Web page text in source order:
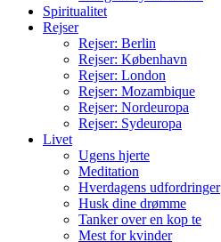
Spiritualitet
Rejser
Rejser: Berlin
Rejser: København
Rejser: London
Rejser: Mozambique
Rejser: Nordeuropa
Rejser: Sydeuropa
Livet
Ugens hjerte
Meditation
Hverdagens udfordringer
Husk dine drømme
Tanker over en kop te
Mest for kvinder